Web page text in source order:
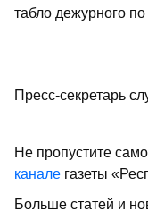
табло дежурного по
Пресс-секретарь
Не пропустите
канале газеты
Больше статей и